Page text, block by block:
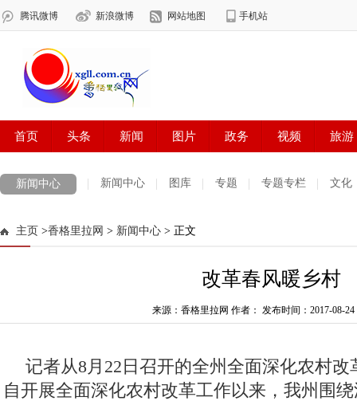
新闻中心 新闻中心 图库 专题 专题专栏 文化
法治迪庆
主页 >香格里拉网 > 新闻中心 > 正文
改革春风暖乡村
来源：香格里拉网 作者： 发布时间：2017-08-24
记者从8月22日召开的全州全面深化农村
自开展全面深化农村改革工作以来，我州围